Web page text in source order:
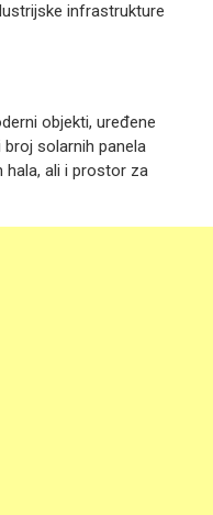
infrastrukture
objekti, uređene
solarnih panela
hala, ali i prostor za